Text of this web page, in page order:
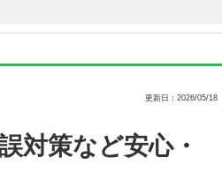
更新日：2026/05/18
対策など安心・